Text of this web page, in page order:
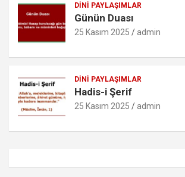
DINI PAYLAŞIMLAR
Günün Duası
25 Kasım 2025 admin
DINI PAYLAŞIMLAR
Hadis-i Şerif
25 Kasım 2025 admin